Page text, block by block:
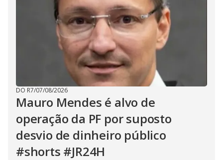
DO R7/07/08/2026
Mauro Mendes é alvo de
operação da PF por suposto
desvio de dinheiro público
#shorts #JR24H